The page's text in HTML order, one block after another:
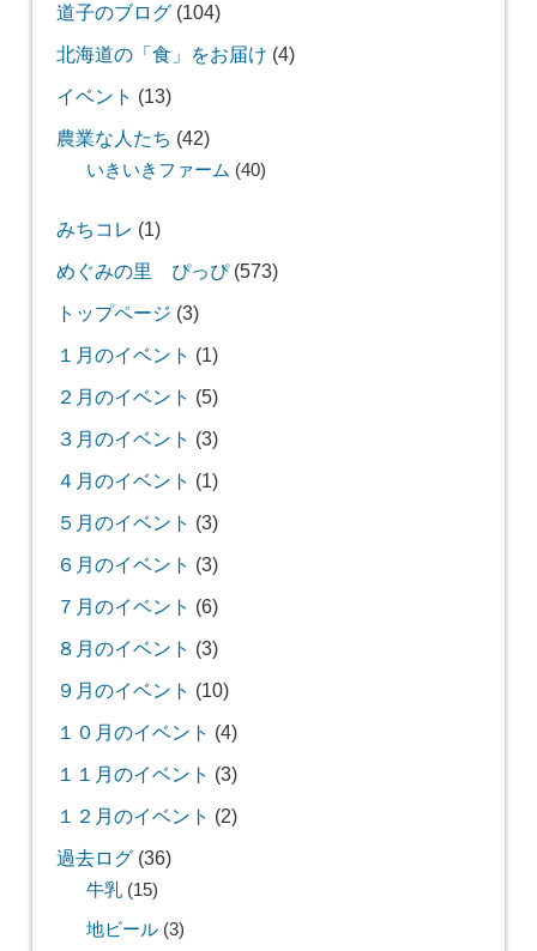
道子のブログ(104)
北海道の「食」をお届け (4)
イベント (13)
農業な人たち (42)
いきいきファーム (40)
みちコレ (1)
めぐみの里 ぴっぴ(573)
トップページ (3)
１月のイベント (1)
２月のイベント (5)
３月のイベント (3)
４月のイベント (1)
５月のイベント (3)
６月のイベント (3)
７月のイベント (6)
８月のイベント (3)
９月のイベント (10)
１０月のイベント (4)
１１月のイベント (3)
１２月のイベント (2)
過去ログ(36)
牛乳(15)
地ビール(3)